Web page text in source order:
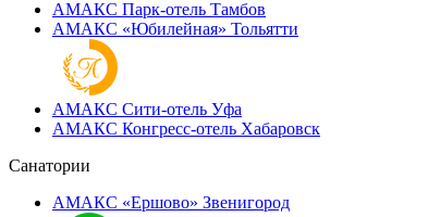
АМАКС Парк-отель Тамбов
АМАКС «‎Юбилейная» Тольятти
АМАКС Сити-отель Уфа
АМАКС Конгресс-отель Хабаровск
Санатории
АМАКС «Ершово» Звенигород